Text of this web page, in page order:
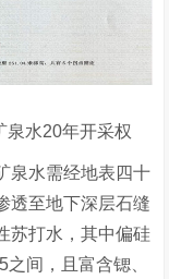
泉水20年开采权
泉水需经地表四十
透至地下深层石缝
苏打水，其中偏硅
间，且富含锶、